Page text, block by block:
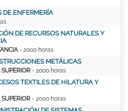
DE ENFERMERÍA
DE RECURSOS NATURALES Y
- 2000 horas
METÁLICAS
- 2000 horas
TEXTILES DE HILATURA Y
- 2000 horas